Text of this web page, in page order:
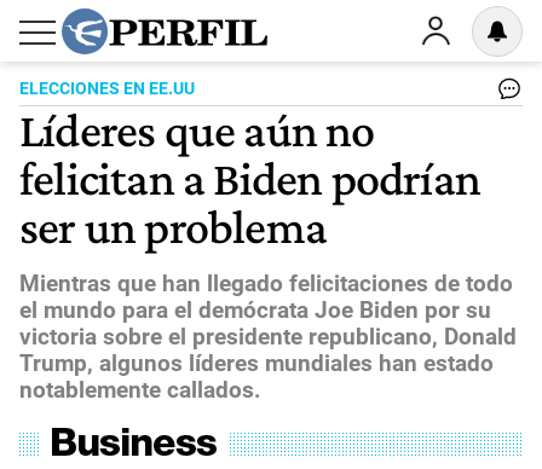
ELECCIONES EN EE.UU
Líderes que aún no
felicitan a Biden podrían
ser un problema
Mientras que han llegado felicitaciones de todo
el mundo para el demócrata Joe Biden por su
victoria sobre el presidente republicano, Donald
Trump, algunos líderes mundiales han estado
notablemente callados.